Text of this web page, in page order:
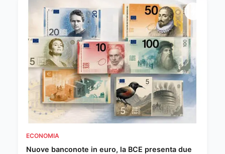
ECONOMIA
Nuove banconote in euro, la BCE presenta due